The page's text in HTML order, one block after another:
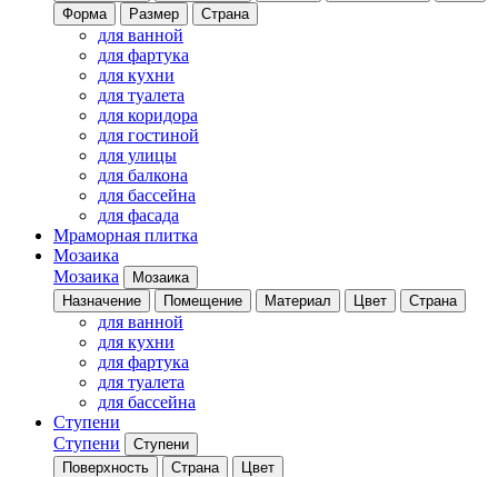
Форма
Размер Страна
для ванной
для фартука
для кухни
для туалета
для коридора
для гостиной
для улицы
для балкона
для бассейна
для фасада
Мраморная плитка
Мозаика
Мозаика
Мозаика
Назначение
Помещение Материал Цвет Страна
для ванной
для кухни
для фартука
для туалета
для бассейна
Ступени
Ступени
Ступени
Поверхность
Страна Цвет